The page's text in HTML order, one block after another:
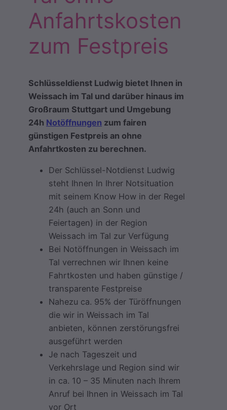
Anfahrtskosten
zum Festpreis
Schlüsseldienst Ludwig bietet Ihnen in
Weissach im Tal und darüber hinaus im
Großraum Stuttgart und Umgebung
24h Notöffnungen zum fairen
günstigen Festpreis an ohne
Anfahrtkosten zu berechnen.
Der Schlüssel-Notdienst Ludwig
steht Ihnen In Ihrer Notsituation
mit seinem Know How in der Regel
24h (auch an Sonn und
Feiertagen) in der Region
Weissach im Tal zur Verfügung
Bei Notöffnungen in Weissach im
Tal verrechnen wir Ihnen keine
Fahrtkosten und haben günstige /
transparente Festpreise
Nahezu ca. 95% der Türöffnungen
die wir in Weissach im Tal
anbieten, können zerstörungsfrei
ausgeführt werden
Je nach Tageszeit und
Verkehrslage und Region sind wir
in ca. 10 – 35 Minuten nach Ihrem
Anruf bei Ihnen in Weissach im Tal
vor Ort